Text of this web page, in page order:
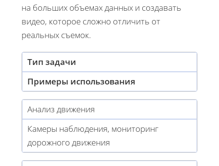
на больших объемах данных и создавать
видео, которое сложно отличить от
реальных съемок.
Тип задачи
Примеры использования
Анализ движения
Камеры наблюдения, мониторинг
дорожного движения